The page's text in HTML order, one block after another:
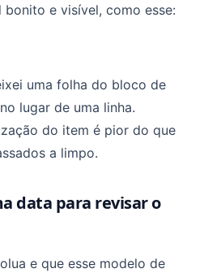
e visível, como esse:
uma folha do bloco de
lugar de uma linha.
do item é pior do que
a limpo.
data para revisar o
e que esse modelo de